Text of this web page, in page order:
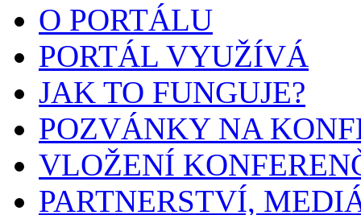
O PORTÁLU
PORTÁL VYUŽÍVÁ
JAK TO FUNGUJE?
POZVÁNKY NA
VLOŽENÍ
PARTNERSTVÍ,